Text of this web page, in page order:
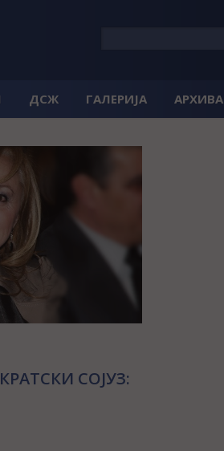
ДСЖ ГАЛЕРИЈА АРХИВА
СОЈУЗ: